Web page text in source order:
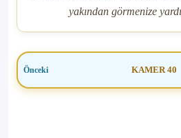
yakından görmenize
KAMER 40